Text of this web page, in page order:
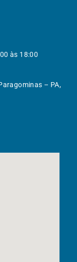
às 18:00
– PA,